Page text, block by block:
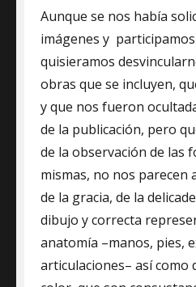
Aunque se nos había
imágenes y
quisieramos
obras que se incluyen,
y que nos fueron
de la publicación, pero
de la observación de las
mismas, no nos parecen
de la gracia, de la
dibujo y correcta
anatomía –manos, pies,
articulaciones– así como